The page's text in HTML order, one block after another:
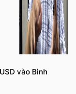
vào Bình